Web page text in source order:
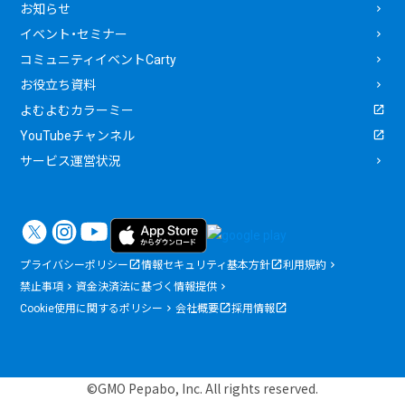
お知らせ
イベント・セミナー
コミュニティイベントCarty
お役立ち資料
よむよむカラーミー
YouTubeチャンネル
サービス運営状況
プライバシーポリシー 情報セキュリティ基本方針
利用規約
禁止事項
資金決済法に基づく情報提供
Cookie使用に関するポリシー
会社概要 採用情報
©GMO Pepabo, Inc. All rights reserved.